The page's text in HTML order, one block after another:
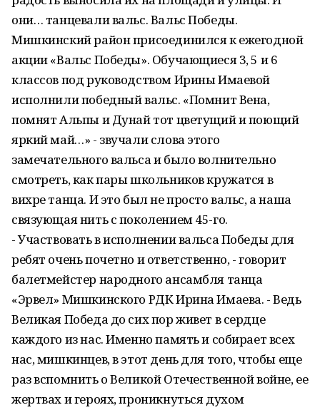
они… танцевали вальс. Вальс Победы.
Мишкинский район присоединился к ежегодной
акции «Вальс Победы». Обучающиеся 3, 5 и 6
классов под руководством Ирины Имаевой
исполнили победный вальс. «Помнит Вена,
помнят Альпы и Дунай тот цветущий и поющий
яркий май…» - звучали слова этого
замечательного вальса и было волнительно
смотреть, как пары школьников кружатся в
вихре танца. И это был не просто вальс, а наша
связующая нить с поколением 45-го.
- Участвовать в исполнении вальса Победы для
ребят очень почетно и ответственно, - говорит
балетмейстер народного ансамбля танца
«Эрвел» Мишкинского РДК Ирина Имаева. - Ведь
Великая Победа до сих пор живет в сердце
каждого из нас. Именно память и собирает всех
нас, мишкинцев, в этот день для того, чтобы еще
раз вспомнить о Великой Отечественной войне, ее
жертвах и героях, проникнуться духом